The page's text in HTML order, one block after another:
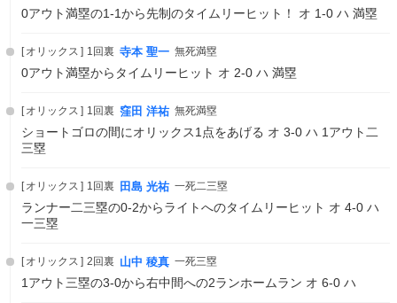
0アウト満塁の1-1から先制のタイムリーヒット！ オ 1-0 ハ 満塁
オリックス 1回裏 寺本 聖一 無死満塁
0アウト満塁からタイムリーヒット オ 2-0 ハ 満塁
オリックス 1回裏 窪田 洋祐 無死満塁
ショートゴロの間にオリックス1点をあげる オ 3-0 ハ 1アウト二
三塁
オリックス 1回裏 田島 光祐 一死二三塁
ランナー二三塁の0-2からライトへのタイムリーヒット オ 4-0 ハ
一三塁
オリックス 2回裏 山中 稜真 一死三塁
1アウト三塁の3-0から右中間への2ランホームラン オ 6-0 ハ